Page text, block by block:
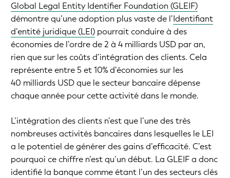
Global Legal Entity Identifier Foundation (GLEIF)
démontre qu’une adoption plus vaste de l’Identifiant
d’entité juridique (LEI) pourrait conduire à des
économies de l’ordre de 2 à 4 milliards USD par an,
rien que sur les coûts d’intégration des clients. Cela
représente entre 5 et 10% d’économies sur les
40 milliards USD que le secteur bancaire dépense
chaque année pour cette activité dans le monde.
L’intégration des clients n’est que l’une des très
nombreuses activités bancaires dans lesquelles le LEI
a le potentiel de générer des gains d’efficacité. C’est
pourquoi ce chiffre n’est qu’un début. La GLEIF a donc
identifié la banque comme étant l’un des secteurs clés